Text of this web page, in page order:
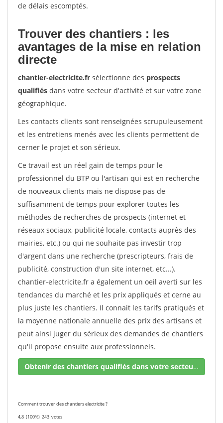
de délais escomptés.
Trouver des chantiers : les
avantages de la mise en relation
directe
chantier-electricite.fr sélectionne des prospects
qualifiés dans votre secteur d'activité et sur votre zone
géographique.
Les contacts clients sont renseignées scrupuleusement
et les entretiens menés avec les clients permettent de
cerner le projet et son sérieux.
Ce travail est un réel gain de temps pour le
professionnel du BTP ou l'artisan qui est en recherche
de nouveaux clients mais ne dispose pas de
suffisamment de temps pour explorer toutes les
méthodes de recherches de prospects (internet et
réseaux sociaux, publicité locale, contacts auprès des
mairies, etc.) ou qui ne souhaite pas investir trop
d'argent dans une recherche (prescripteurs, frais de
publicité, construction d'un site internet, etc...).
chantier-electricite.fr a également un oeil averti sur les
tendances du marché et les prix appliqués et cerne au
plus juste les chantiers. Il connait les tarifs pratiqués et
la moyenne nationale annuelle des prix des artisans et
peut ainsi juger du sérieux des demandes de chantiers
qu'il propose ensuite aux professionnels.
Obtenir des chantiers qualifiés dans votre secteur !
Comment trouver des chantiers electricite ?
4,8 (100%) 243 votes